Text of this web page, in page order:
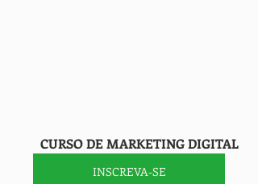
CURSO DE MARKETING DIGITAL
INSCREVA-SE